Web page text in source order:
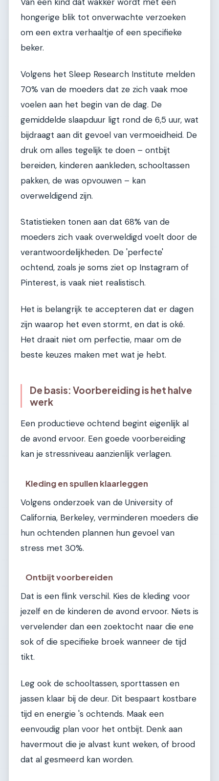
hongerige blik tot onverwachte verzoeken
om een extra verhaaltje of een specifieke
beker.
Volgens het Sleep Research Institute melden
70% van de moeders dat ze zich vaak moe
voelen aan het begin van de dag. De
gemiddelde slaapduur ligt rond de 6,5 uur, wat
bijdraagt aan dit gevoel van vermoeidheid. De
druk om alles tegelijk te doen – ontbijt
bereiden, kinderen aankleden, schooltassen
pakken, de was opvouwen – kan
overweldigend zijn.
Statistieken tonen aan dat 68% van de
moeders zich vaak overweldigd voelt door de
verantwoordelijkheden. De 'perfecte'
ochtend, zoals je soms ziet op Instagram of
Pinterest, is vaak niet realistisch.
Het is belangrijk te accepteren dat er dagen
zijn waarop het even stormt, en dat is oké.
Het draait niet om perfectie, maar om de
beste keuzes maken met wat je hebt.
De basis: Voorbereiding is het halve
werk
Een productieve ochtend begint eigenlijk al
de avond ervoor. Een goede voorbereiding
kan je stressniveau aanzienlijk verlagen.
Kleding en spullen klaarleggen
Volgens onderzoek van de University of
California, Berkeley, verminderen moeders die
hun ochtenden plannen hun gevoel van
stress met 30%.
Ontbijt voorbereiden
Dat is een flink verschil. Kies de kleding voor
jezelf en de kinderen de avond ervoor. Niets is
vervelender dan een zoektocht naar die ene
sok of die specifieke broek wanneer de tijd
tikt.
Leg ook de schooltassen, sporttassen en
jassen klaar bij de deur. Dit bespaart kostbare
tijd en energie 's ochtends. Maak een
eenvoudig plan voor het ontbijt. Denk aan
havermout die je alvast kunt weken, of brood
dat al gesmeerd kan worden.